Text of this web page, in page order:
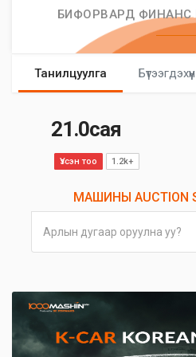
БИФОРВАРД ФИНАНС
Танилцуулга
21.0сая
Үзсэн тоо 1.2k+
МАШИНЫ AUCTION
Арлын дугаар оруулна уу?